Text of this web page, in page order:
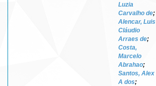
Luzia
Carvalho de;
Alencar, Luis
Cláudio
Arraes de;
Costa,
Marcelo
Abrahao;
Santos, Alex
A dos;